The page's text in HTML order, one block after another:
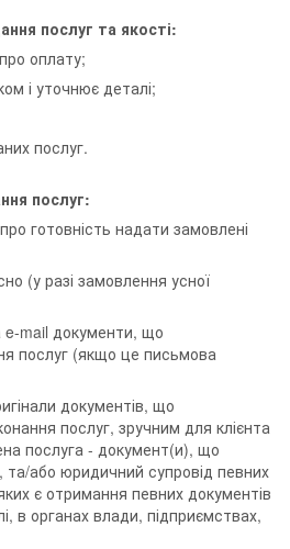
послуг та якості:
оплату;
і уточнює деталі;
послуг.
послуг:
готовність надати замовлені
(у разі замовлення усної
e-mail документи, що
послуг (якщо це письмова
документів, що
послуг, зручним для клієнта
послуга - документ(и), що
або юридичний супровід певних
є отримання певних документів
в органах влади, підприємствах,